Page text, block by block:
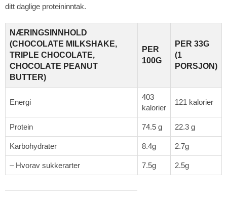
ditt daglige proteininntak.
NÆRINGSINNHOLD
(CHOCOLATE MILKSHAKE,
TRIPLE CHOCOLATE,
CHOCOLATE PEANUT
BUTTER)
PER
100G
PER 33G
(1
PORSJON)
Energi
403
kalorier
121 kalorier
Protein 74.5 g 22.3 g
Karbohydrater 8.4g 2.7g
– Hvorav sukkerarter 7.5g 2.5g